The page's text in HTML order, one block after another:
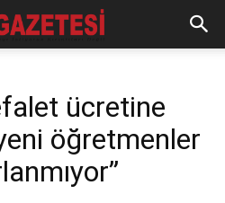
ücretine
öğretmenler